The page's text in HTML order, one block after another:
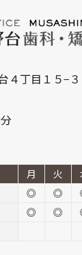
４丁目１５−３
月 火
◎ ◎
◎ ◎